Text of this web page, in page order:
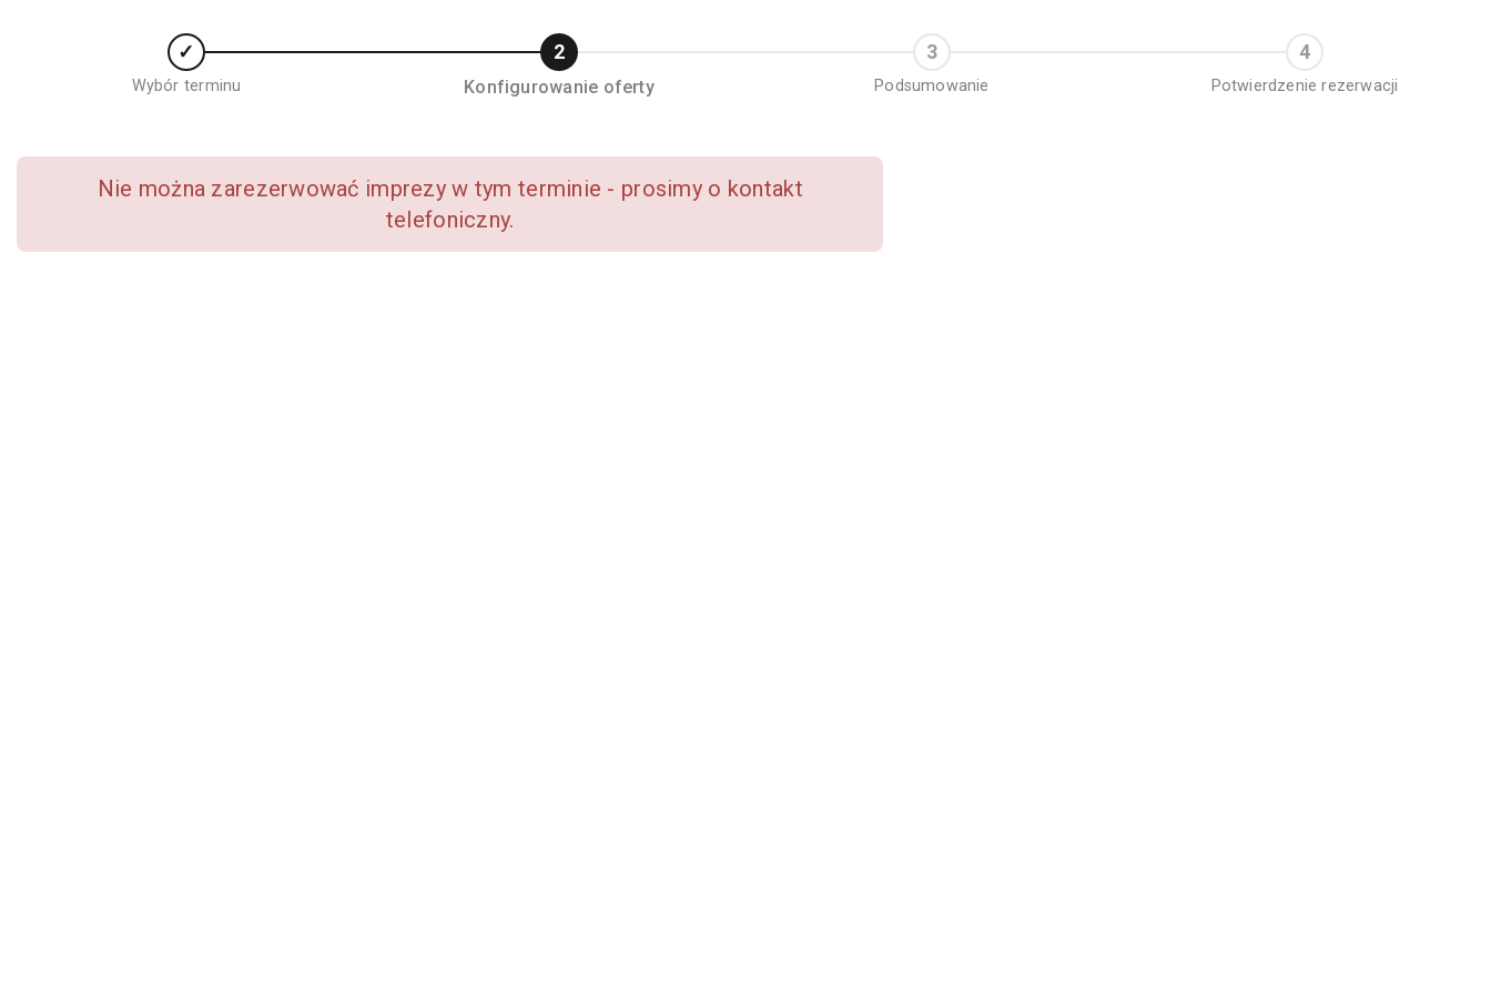
Wybór terminu Konfigurowanie oferty Podsumowanie Potwierdzenie rezerwacji
Nie można zarezerwować imprezy w tym terminie - prosimy o kontakt
telefoniczny.